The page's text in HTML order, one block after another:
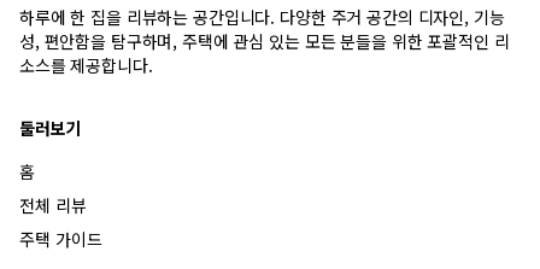
하루에 한 집을 리뷰하는 공간입니다. 다양한 주거 공간의 디자인, 기능
성, 편안함을 탐구하며, 주택에 관심 있는 모든 분들을 위한 포괄적인 리
소스를 제공합니다.
둘러보기
홈
전체 리뷰
주택 가이드